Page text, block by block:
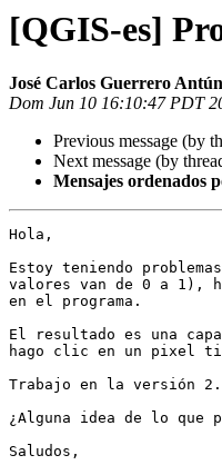
[QGIS-es]
José Carlos Guerrero
Dom Jun 10 16:10:47 PDT
Previous message (by
Next message (by
Mensajes ordenados
Hola,
Estoy teniendo
valores van de 0 a 1),
en el programa.
El resultado es una
hago clic en un pixel
Trabajo en la versión
¿Alguna idea de lo que
Saludos,